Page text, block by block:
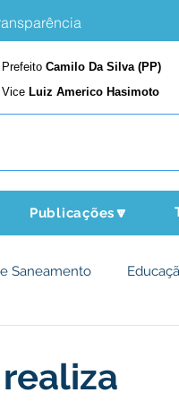
Prefeito Camilo Da Silva (PP)
Vice Luiz Americo Hasimoto
Publicações🔽
Saneamento